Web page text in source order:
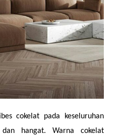
cokelat pada keseluruhan
hangat. Warna cokelat